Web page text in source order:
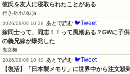
彼氏を友人に寝取られたことがある
行き掛けの駄賃
2026/08/06 10:39
あとで読む 🐦Tweet
嫁同士って、同志！！って風潮ある？GWに子
の義兄嫁が爆発した
鬼女梅
2026/08/06 10:40
あとで読む 🐦Tweet
【復活】「日本製メモリ」に世界中から注文